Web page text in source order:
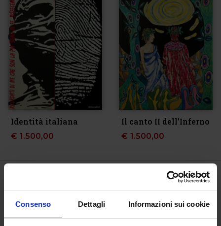
Consenso Dettagli Informazioni sui cookie
Identità italiana
€ 1.500,00
Il canto II dell’Inferno
€ 1.500,00